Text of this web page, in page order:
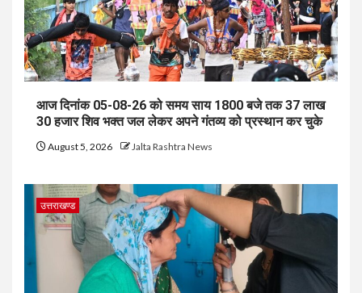
आज दिनांक 05-08-26 को समय साय 1800 बजे तक 37 लाख
30 हजार शिव भक्त जल लेकर अपने गंतव्य को प्रस्थान कर चुके
August 5, 2026 Jalta Rashtra News
उत्तराखण्ड